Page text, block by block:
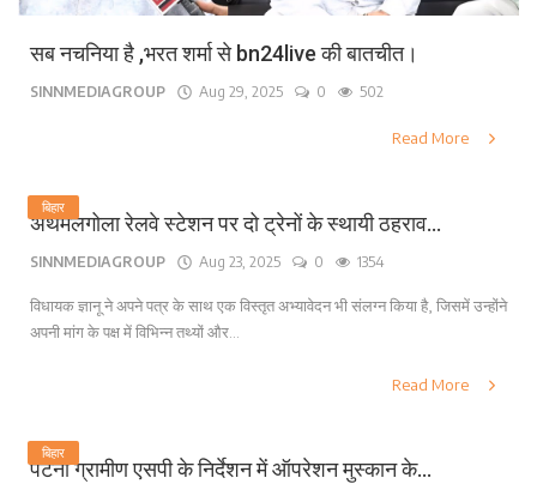
सब नचनिया है ,भरत शर्मा से bn24live की बातचीत।
SINNMEDIAGROUP Aug 29, 2025 0 502
Read More
बिहार
अथमलगोला रेलवे स्टेशन पर दो ट्रेनों के स्थायी ठहराव...
SINNMEDIAGROUP Aug 23, 2025 0 1354
विधायक ज्ञानू ने अपने पत्र के साथ एक विस्तृत अभ्यावेदन भी संलग्न किया है, जिसमें उन्होंने
अपनी मांग के पक्ष में विभिन्न तथ्यों और...
Read More
बिहार
पटना ग्रामीण एसपी के निर्देशन में ऑपरेशन मुस्कान के...